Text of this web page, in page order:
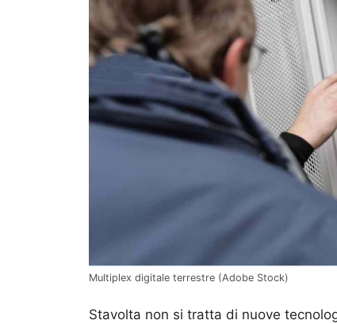
Multiplex digitale terrestre (Adobe Stock)
Stavolta non si tratta di nuove